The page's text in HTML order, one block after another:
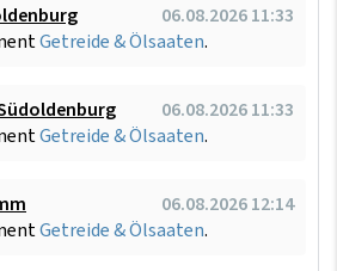
06.08.2026 11:33
Getreide & Ölsaaten.
06.08.2026 11:33
Getreide & Ölsaaten.
06.08.2026 12:14
Getreide & Ölsaaten.